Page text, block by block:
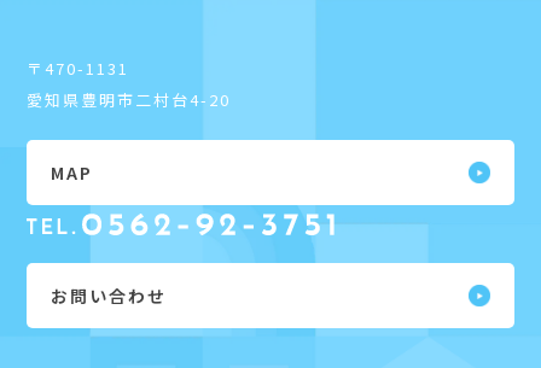
〒470-1131
愛知県豊明市二村台4-20
MAP
お問い合わせ